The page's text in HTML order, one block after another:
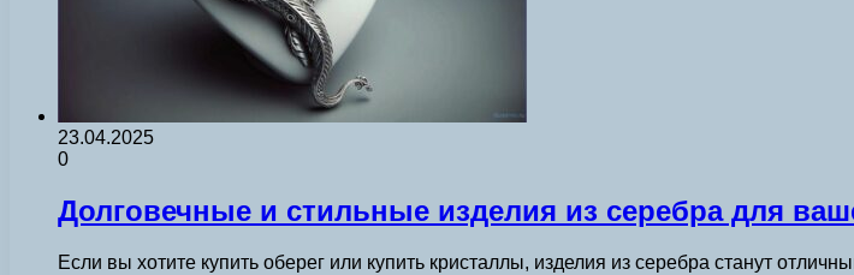
23.04.2025
0
Долговечные и стильные изделия из серебра для
Если вы хотите купить оберег или купить кристаллы, изделия из серебра станут